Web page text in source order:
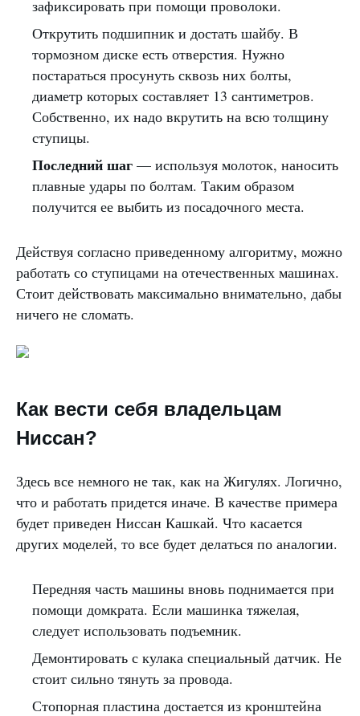
зафиксировать при помощи проволоки.
Открутить подшипник и достать шайбу. В
тормозном диске есть отверстия. Нужно
постараться просунуть сквозь них болты,
диаметр которых составляет 13 сантиметров.
Собственно, их надо вкрутить на всю толщину
ступицы.
Последний шаг — используя молоток, наносить
плавные удары по болтам. Таким образом
получится ее выбить из посадочного места.
Действуя согласно приведенному алгоритму, можно
работать со ступицами на отечественных машинах.
Стоит действовать максимально внимательно, дабы
ничего не сломать.
Как вести себя владельцам
Ниссан?
Здесь все немного не так, как на Жигулях. Логично,
что и работать придется иначе. В качестве примера
будет приведен Ниссан Кашкай. Что касается
других моделей, то все будет делаться по аналогии.
Передняя часть машины вновь поднимается при
помощи домкрата. Если машинка тяжелая,
следует использовать подъемник.
Демонтировать с кулака специальный датчик. Не
стоит сильно тянуть за провода.
Стопорная пластина достается из кронштейна